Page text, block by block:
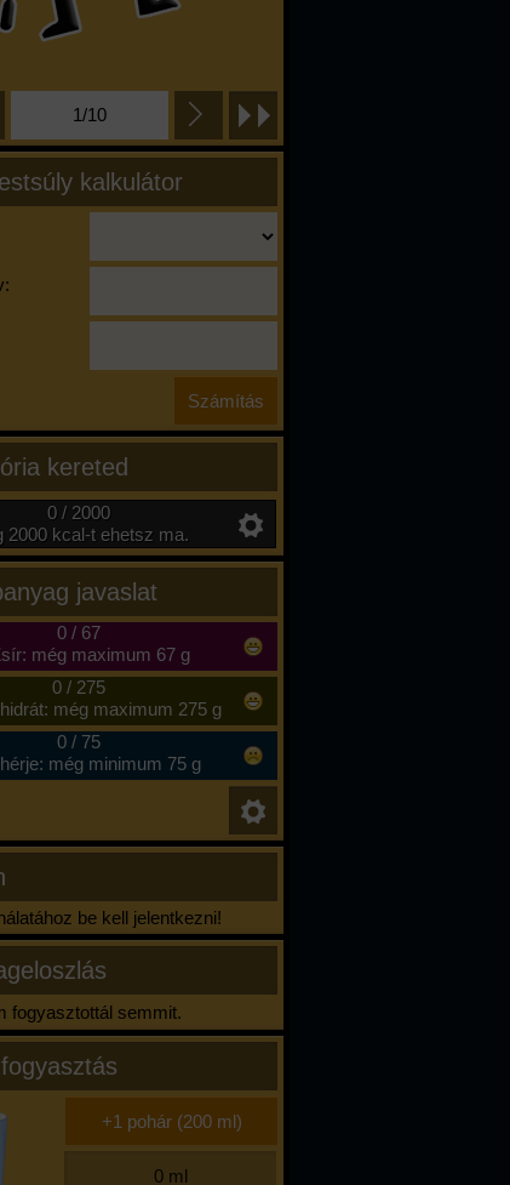
1/10
kalkulátor
kereted
0 / 2000
2000 kcal-t ehetsz ma.
javaslat
0/ 67
még maximum 67 g
0/ 275
még maximum 275 g
0/ 75
még minimum 75 g
be kell jelentkezni!
fogyasztottál semmit.